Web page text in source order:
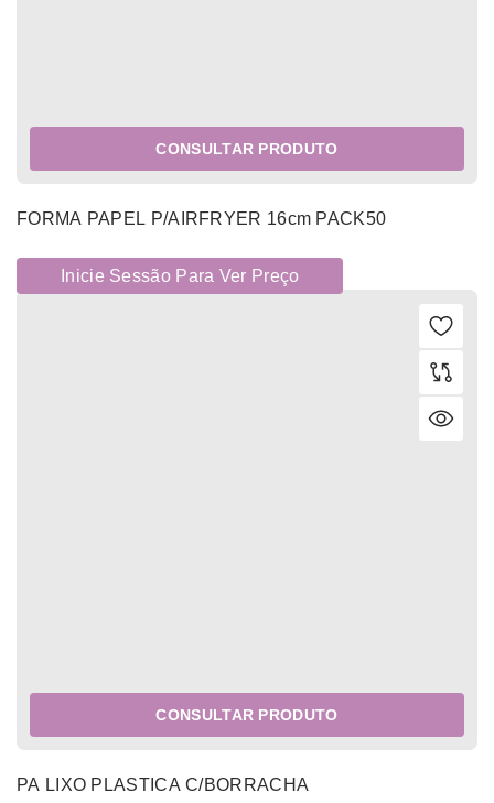
CONSULTAR PRODUTO
FORMA PAPEL P/AIRFRYER 16cm PACK50
Inicie Sessão Para Ver Preço
CONSULTAR PRODUTO
PA LIXO PLASTICA C/BORRACHA